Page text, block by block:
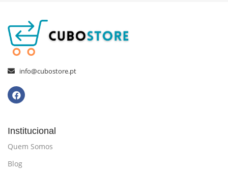
info@cubostore.pt
Institucional
Quem Somos
Blog